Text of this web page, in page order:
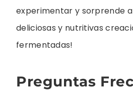
experimentar y sorprende
deliciosas y nutritivas
fermentadas!
Preguntas